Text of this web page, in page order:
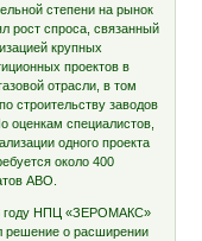
степени на рынок
рост спроса, связанный
крупных
проектов в
отрасли, в том
строительству заводов
оценкам специалистов,
одного проекта
около 400
АВО.
году НПЦ «ЗЕРОМАКС»
решение о расширении